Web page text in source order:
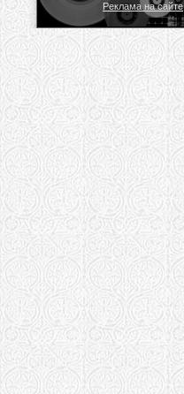
Реклама на сайте